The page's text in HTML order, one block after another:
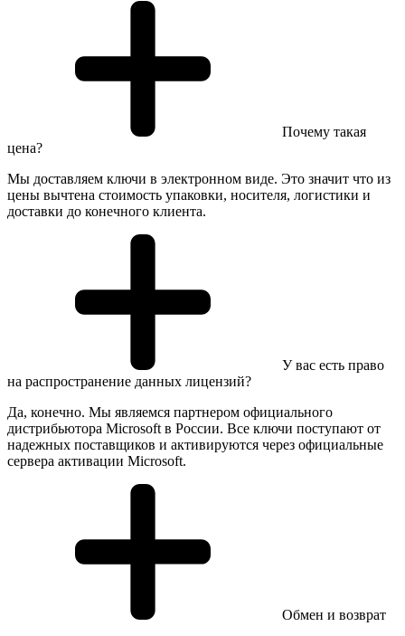
Почему такая
цена?
Мы доставляем ключи в электронном виде. Это значит что из
цены вычтена стоимость упаковки, носителя, логистики и
доставки до конечного клиента.
У вас есть право
на распространение данных лицензий?
Да, конечно. Мы являемся партнером официального
дистрибьютора Microsoft в России. Все ключи поступают от
надежных поставщиков и активируются через официальные
сервера активации Microsoft.
Обмен и возврат